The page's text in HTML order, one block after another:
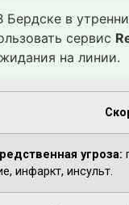
Бердске в
сервис
на линии.
угроза:
инфаркт, инсульт.